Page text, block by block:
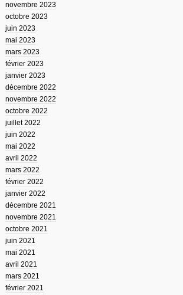
novembre 2023
octobre 2023
juin 2023
mai 2023
mars 2023
février 2023
janvier 2023
décembre 2022
novembre 2022
octobre 2022
juillet 2022
juin 2022
mai 2022
avril 2022
mars 2022
février 2022
janvier 2022
décembre 2021
novembre 2021
octobre 2021
juin 2021
mai 2021
avril 2021
mars 2021
février 2021